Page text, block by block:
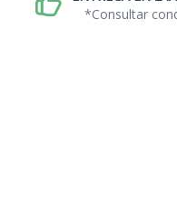
*Consultar